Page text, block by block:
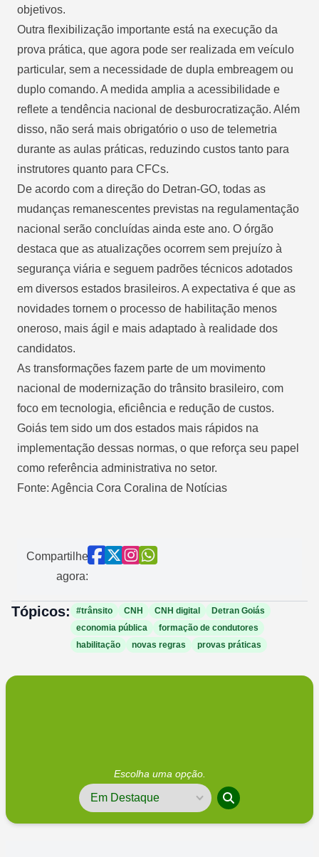
objetivos.
Outra flexibilização importante está na execução da
prova prática, que agora pode ser realizada em veículo
particular, sem a necessidade de dupla embreagem ou
duplo comando. A medida amplia a acessibilidade e
reflete a tendência nacional de desburocratização. Além
disso, não será mais obrigatório o uso de telemetria
durante as aulas práticas, reduzindo custos tanto para
instrutores quanto para CFCs.
De acordo com a direção do Detran-GO, todas as
mudanças remanescentes previstas na regulamentação
nacional serão concluídas ainda este ano. O órgão
destaca que as atualizações ocorrem sem prejuízo à
segurança viária e seguem padrões técnicos adotados
em diversos estados brasileiros. A expectativa é que as
novidades tornem o processo de habilitação menos
oneroso, mais ágil e mais adaptado à realidade dos
candidatos.
As transformações fazem parte de um movimento
nacional de modernização do trânsito brasileiro, com
foco em tecnologia, eficiência e redução de custos.
Goiás tem sido um dos estados mais rápidos na
implementação dessas normas, o que reforça seu papel
como referência administrativa no setor.
Fonte: Agência Cora Coralina de Notícias
Compartilhe
agora:
Tópicos: #trânsito CNH CNH digital
Detran Goiás
economia pública
formação de condutores
habilitação
novas regras provas práticas
Escolha uma opção.